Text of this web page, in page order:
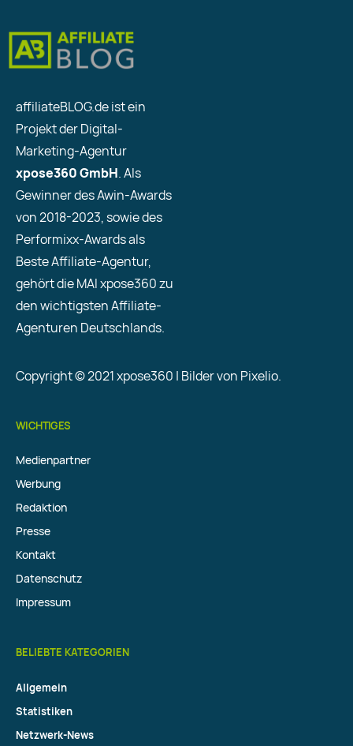
affiliateBLOG.de ist ein
Projekt der Digital-
Marketing-Agentur
xpose360 GmbH. Als
Gewinner des Awin-Awards
von 2018-2023, sowie des
Performixx-Awards als
Beste Affiliate-Agentur,
gehört die MAI xpose360 zu
den wichtigsten Affiliate-
Agenturen Deutschlands.
Copyright © 2021 xpose360 | Bilder von Pixelio.
WICHTIGES
Medienpartner
Werbung
Redaktion
Presse
Kontakt
Datenschutz
Impressum
BELIEBTE KATEGORIEN
Allgemein
Statistiken
Netzwerk-News